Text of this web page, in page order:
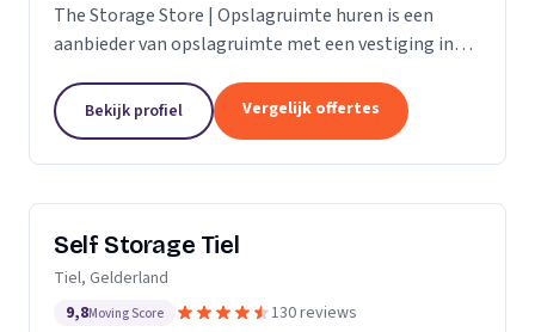
The Storage Store | Opslagruimte huren is een
aanbieder van opslagruimte met een vestiging in
Bekijk profiel Vergelijk offertes
Self Storage Tiel
Tiel, Gelderland
9,8Moving Score 130 reviews